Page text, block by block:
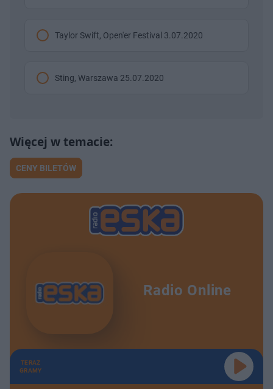
Taylor Swift, Open'er Festival 3.07.2020
Sting, Warszawa 25.07.2020
CENY BILETÓW
Radio Online
TERAZ
GRAMY